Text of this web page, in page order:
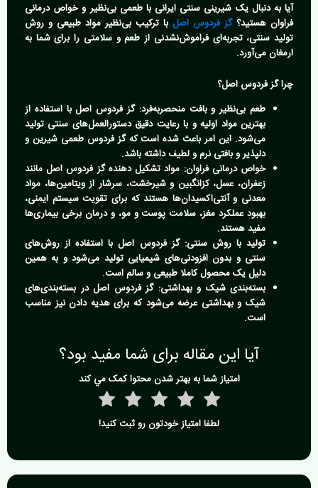
آیا به دنبال یک شیرینی سنتی ایرانی با طعمی بی‌نظیر و خواص درمانی
فراوان هستید؟گز فردوس اصل با ترکیب بی‌نظیر مواد طبیعی و روش
تولید سنتی، تجربه‌ای فراموش‌نشدنی از طعم و سلامتی را برای شما به
ارمغان می‌آورد.
چرا گز فردوس اصل؟
طعم بی‌نظیر و بافت منحصربه‌فرد: گز فردوس اصل با استفاده از
بهترین مواد اولیه و با رعایت دقیق دستورالعمل‌های سنتی تولید
می‌شود. این امر باعث شده است که گز فردوس طعمی شیرین و
دلپذیر و بافتی نرم و لطیف داشته باشد.
خواص درمانی فراوان: مواد تشکیل دهنده گز فردوس اصل مانند
زعفران، عسل، کزانگبین و شیرخشت، سرشار از ویتامین‌ها، مواد
معدنی و آنتی‌اکسیدان‌ها هستند که برای تقویت سیستم ایمنی،
بهبود عملکرد مغز، سلامت پوست و مو، و درمان برخی بیماری‌ها
مفید هستند.
تولید با روش سنتی: گز فردوس اصل با استفاده از روش‌های
سنتی و بدون افزودنی‌های شیمیایی تولید می‌شود و به همین
دلیل یک محصول کاملا طبیعی و سالم است.
بسته‌بندی شیک و بهداشتی: گز فردوس اصل در بسته‌بندی‌های
شیک و بهداشتی عرضه می‌شود که برای هدیه دادن نیز مناسب
است.
آیا این مقاله برای شما مفید بود؟
امتياز شما به بهتر شدن محتوا کمک مي کند
لطفا امتیاز خودتون رو ثبت کنید!